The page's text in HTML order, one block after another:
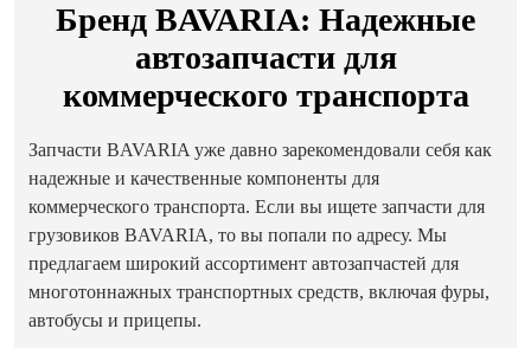
Бренд BAVARIA: Надежные
автозапчасти для
коммерческого транспорта
Запчасти BAVARIA уже давно зарекомендовали себя как
надежные и качественные компоненты для
коммерческого транспорта. Если вы ищете запчасти для
грузовиков BAVARIA, то вы попали по адресу. Мы
предлагаем широкий ассортимент автозапчастей для
многотоннажных транспортных средств, включая фуры,
автобусы и прицепы.